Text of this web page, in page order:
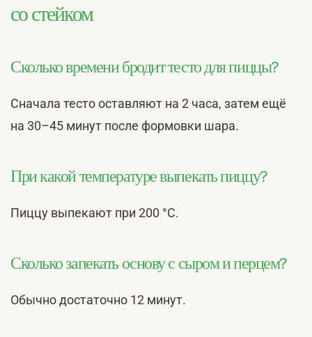
со стейком
Сколько времени бродит тесто для пиццы?
Сначала тесто оставляют на 2 часа, затем ещё
на 30–45 минут после формовки шара.
При какой температуре выпекать пиццу?
Пиццу выпекают при 200 °С.
Сколько запекать основу с сыром и перцем?
Обычно достаточно 12 минут.